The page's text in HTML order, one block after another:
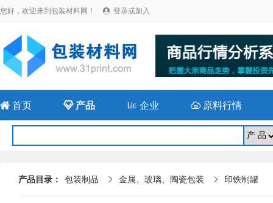
您好，欢迎来到包装材料网！  登录或加入
 首页 产品 企业 原料行情
产品目录： 包装制品  金属、玻璃、陶瓷包装  印铁制罐